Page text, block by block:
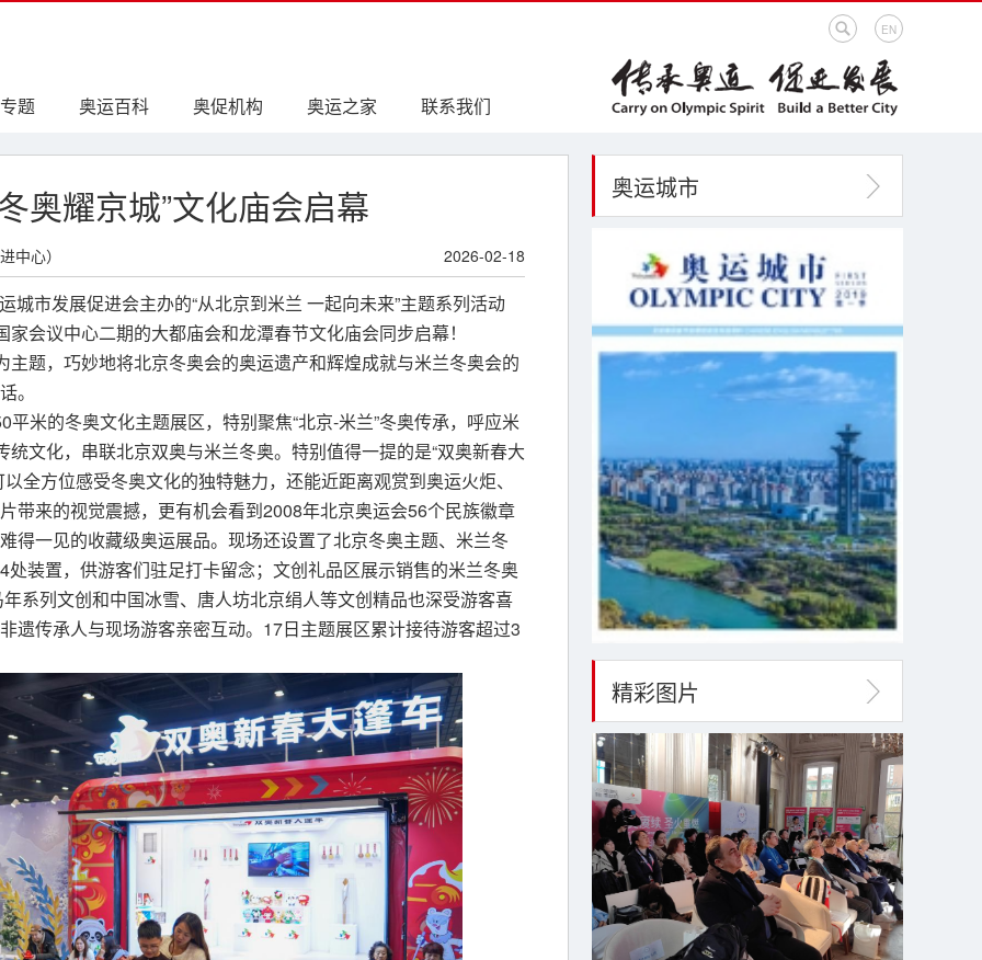
EN
题 奥运百科 奥促机构 奥运之家 联系我们
奥耀京城”文化庙会启幕
中心） 2026-02-18
市发展促进会主办的“从北京到米兰 一起向未来”主题系列活动
议中心二期的大都庙会和龙潭春节文化庙会同步启幕！
主题，巧妙地将北京冬奥会的奥运遗产和辉煌成就与米兰冬奥会的
。
米的冬奥文化主题展区，特别聚焦“北京-米兰”冬奥传承，呼应米
统文化，串联北京双奥与米兰冬奥。特别值得一提的是“双奥新春大
全方位感受冬奥文化的独特魅力，还能近距离观赏到奥运火炬、
带来的视觉震撼，更有机会看到2008年北京奥运会56个民族徽章
得一见的收藏级奥运展品。现场还设置了北京冬奥主题、米兰冬
装置，供游客们驻足打卡留念；文创礼品区展示销售的米兰冬奥
系列文创和中国冰雪、唐人坊北京绢人等文创精品也深受游客喜
遗传承人与现场游客亲密互动。17日主题展区累计接待游客超过3
奥运城市
精彩图片